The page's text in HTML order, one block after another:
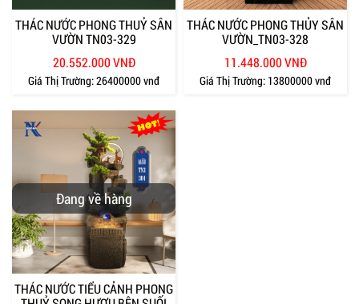
THÁC NƯỚC PHONG THUỶ SÂN
VƯỜN TN03-329
20.552.000 VNĐ
Giá Thị Trường:26400000 vnđ
THÁC NƯỚC PHONG THỦY SÂN
VƯỜN_TN03-328
11.448.000 VNĐ
Giá Thị Trường: 13800000 vnđ
Đang về hàng
THÁC NƯỚC TIỂU CẢNH PHONG